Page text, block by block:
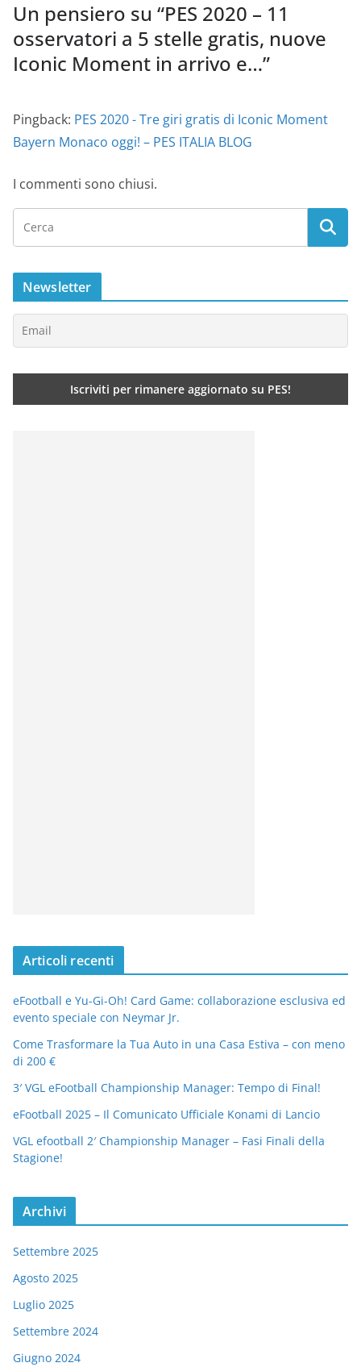
Un pensiero su “PES 2020 – 11
osservatori a 5 stelle gratis, nuove
Iconic Moment in arrivo e…”
Pingback: PES 2020 - Tre giri gratis di Iconic Moment
Bayern Monaco oggi! – PES ITALIA BLOG
I commenti sono chiusi.
Newsletter
Articoli recenti
eFootball e Yu-Gi-Oh! Card Game: collaborazione esclusiva ed
evento speciale con Neymar Jr.
Come Trasformare la Tua Auto in una Casa Estiva – con meno
di 200 €
3′ VGL eFootball Championship Manager: Tempo di Final!
eFootball 2025 – Il Comunicato Ufficiale Konami di Lancio
VGL efootball 2′ Championship Manager – Fasi Finali della
Stagione!
Archivi
Settembre 2025
Agosto 2025
Luglio 2025
Settembre 2024
Giugno 2024